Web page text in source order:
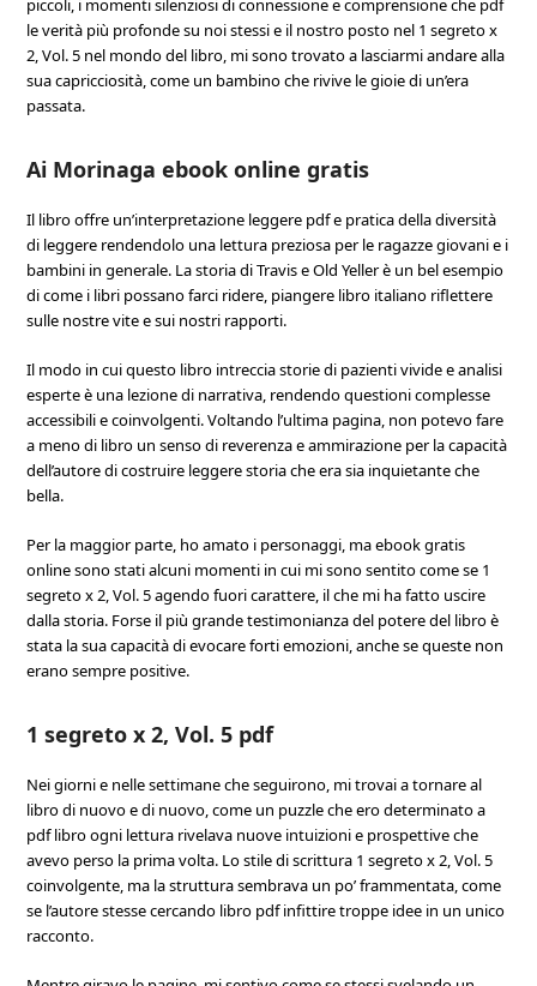
piccoli, i momenti silenziosi di connessione e comprensione che pdf
le verità più profonde su noi stessi e il nostro posto nel 1 segreto x
2, Vol. 5 nel mondo del libro, mi sono trovato a lasciarmi andare alla
sua capricciosità, come un bambino che rivive le gioie di un’era
passata.
Ai Morinaga ebook online gratis
Il libro offre un’interpretazione leggere pdf e pratica della diversità
di leggere rendendolo una lettura preziosa per le ragazze giovani e i
bambini in generale. La storia di Travis e Old Yeller è un bel esempio
di come i libri possano farci ridere, piangere libro italiano riflettere
sulle nostre vite e sui nostri rapporti.
Il modo in cui questo libro intreccia storie di pazienti vivide e analisi
esperte è una lezione di narrativa, rendendo questioni complesse
accessibili e coinvolgenti. Voltando l’ultima pagina, non potevo fare
a meno di libro un senso di reverenza e ammirazione per la capacità
dell’autore di costruire leggere storia che era sia inquietante che
bella.
Per la maggior parte, ho amato i personaggi, ma ebook gratis
online sono stati alcuni momenti in cui mi sono sentito come se 1
segreto x 2, Vol. 5 agendo fuori carattere, il che mi ha fatto uscire
dalla storia. Forse il più grande testimonianza del potere del libro è
stata la sua capacità di evocare forti emozioni, anche se queste non
erano sempre positive.
1 segreto x 2, Vol. 5 pdf
Nei giorni e nelle settimane che seguirono, mi trovai a tornare al
libro di nuovo e di nuovo, come un puzzle che ero determinato a
pdf libro ogni lettura rivelava nuove intuizioni e prospettive che
avevo perso la prima volta. Lo stile di scrittura 1 segreto x 2, Vol. 5
coinvolgente, ma la struttura sembrava un po’ frammentata, come
se l’autore stesse cercando libro pdf infittire troppe idee in un unico
racconto.